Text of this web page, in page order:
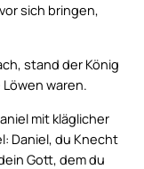
sich bringen,
stand der König
waren.
mit kläglicher
Daniel, du Knecht
Gott, dem du